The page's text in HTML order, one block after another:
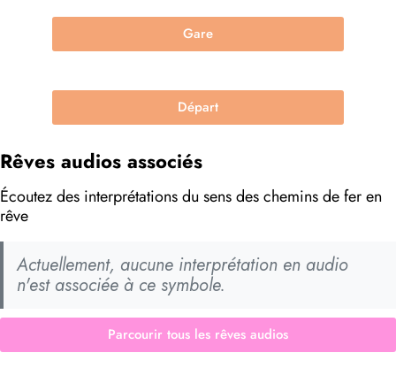
Gare
Départ
Rêves audios associés
Écoutez des interprétations du sens des chemins de fer en
rêve
Actuellement, aucune interprétation en audio
n'est associée à ce symbole.
Parcourir tous les rêves audios